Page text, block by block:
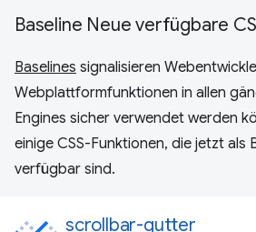
Baseline Neue verfügbare
Baselines signalisieren
Webplattformfunktionen in allen
Engines sicher verwendet werden
einige CSS-Funktionen, die jetzt als
verfügbar sind.
scrollbar-gutter